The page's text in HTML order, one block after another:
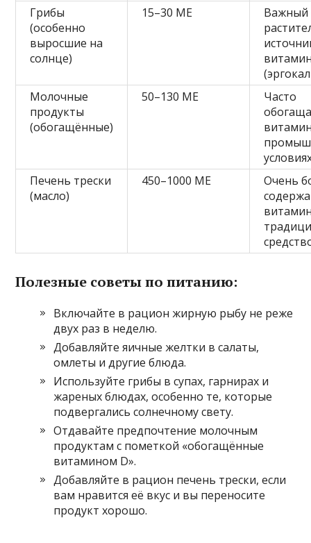
Грибы
(особенно
выросшие на
солнце)
15–30 МЕ
Важный
Молочные
продукты
(обогащённые)
50–130 МЕ
Часто
Печень трески
(масло)
450–1000 МЕ
Очень
Полезные советы по питанию:
Включайте в рацион жирную рыбу не реже
двух раз в неделю.
Добавляйте яичные желтки в салаты,
омлеты и другие блюда.
Используйте грибы в супах, гарнирах и
жареных блюдах, особенно те, которые
подвергались солнечному свету.
Отдавайте предпочтение молочным
продуктам с пометкой «обогащённые
витамином D».
Добавляйте в рацион печень трески, если
вам нравится её вкус и вы переносите
продукт хорошо.